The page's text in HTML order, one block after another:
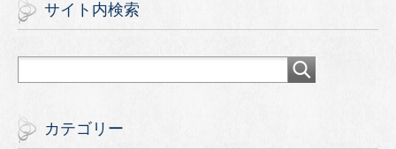
サイト内検索
カテゴリー